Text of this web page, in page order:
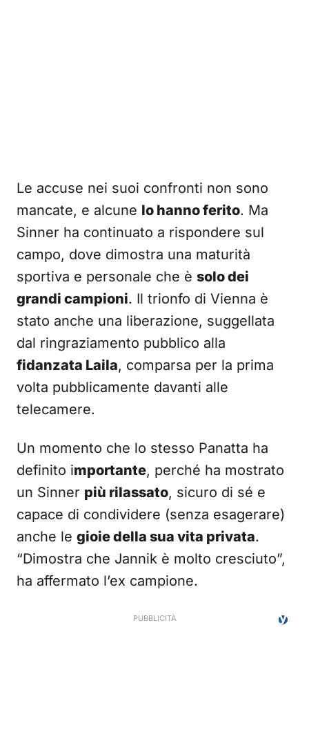
Le accuse nei suoi confronti non sono
mancate, e alcune lo hanno ferito. Ma
Sinner ha continuato a rispondere sul
campo, dove dimostra una maturità
sportiva e personale che è solo dei
grandi campioni. Il trionfo di Vienna è
stato anche una liberazione, suggellata
dal ringraziamento pubblico alla
fidanzata Laila, comparsa per la prima
volta pubblicamente davanti alle
telecamere.
Un momento che lo stesso Panatta ha
definito importante, perché ha mostrato
un Sinner più rilassato, sicuro di sé e
capace di condividere (senza esagerare)
anche le gioie della sua vita privata.
“Dimostra che Jannik è molto cresciuto”,
ha affermato l’ex campione.